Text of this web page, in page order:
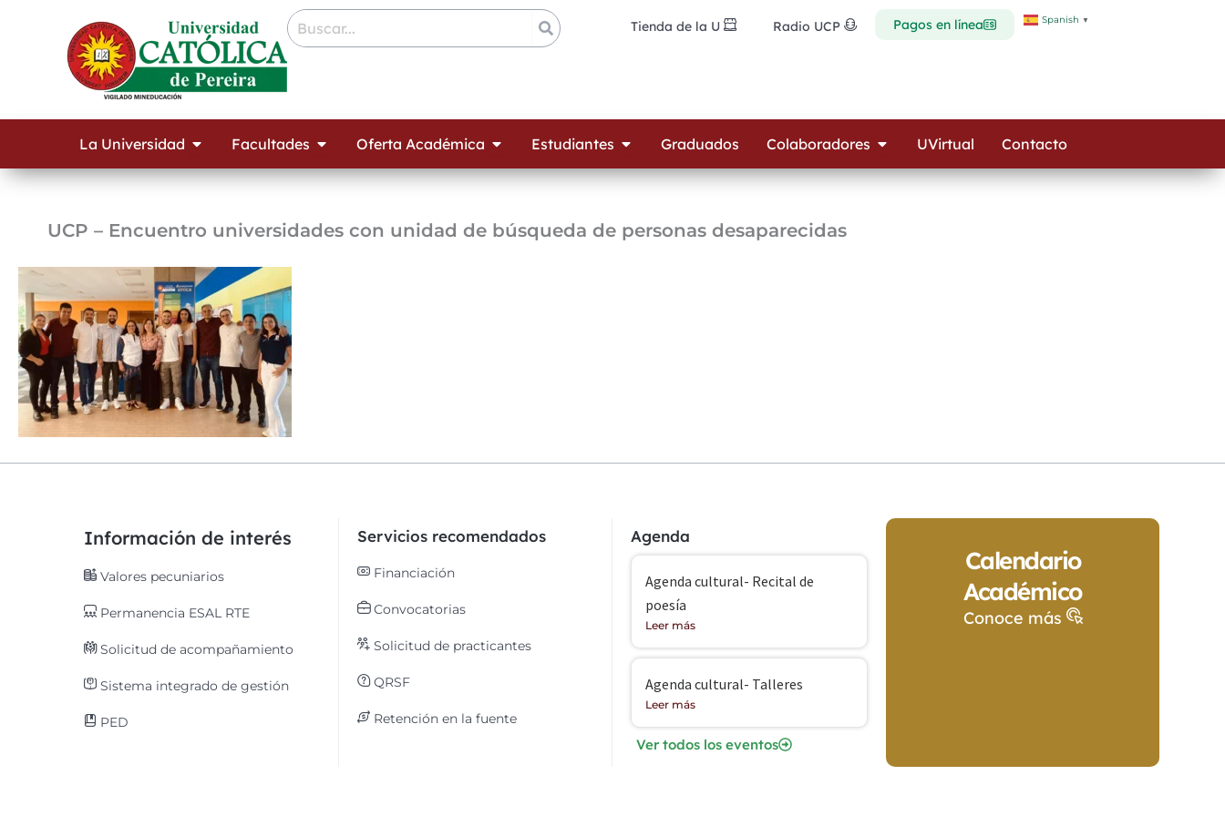
Tienda de la U Radio UCP Pagos en línea Spanish ▼
La Universidad Open La Universidad
Facultades Open Facultades
Oferta Académica Open Oferta Académica
Estudiantes Open Estudiantes
Graduados Colaboradores Open Colaboradores
UVirtual Contacto
UCP – Encuentro universidades con unidad de búsqueda de personas desaparecidas
Información de interés
Valores pecuniarios
Permanencia ESAL RTE
Solicitud de acompañamiento
Sistema integrado de gestión
PED
Servicios recomendados
Financiación
Convocatorias
Solicitud de practicantes
QRSF
Retención en la fuente
Agenda
Agenda cultural- Recital de
poesía
Leer más
Agenda cultural- Talleres
Leer más
Ver todos los eventos
Calendario
Académico
Conoce más